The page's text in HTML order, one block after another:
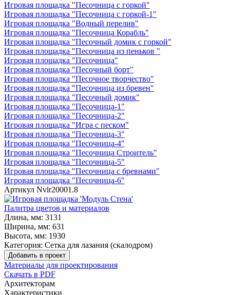
Игровая площадка "Песочница с горкой"
Игровая площадка "Песочница с горкой-1"
Игровая площадка "Водный перелив"
Игровая площадка "Песочница Корабль"
Игровая площадка "Песочный домик с горкой"
Игровая площадка "Песочница из пеньков "
Игровая площадка "Песочница"
Игровая площадка "Песочный борт"
Игровая площадка "Песочное творчество"
Игровая площадка "Песочница из бревен"
Игровая площадка "Песочный домик"
Игровая площадка "Песочница-1"
Игровая площадка "Песочница-2"
Игровая площадка "Игра с песком"
Игровая площадка "Песочница-3"
Игровая площадка "Песочница-4"
Игровая площадка "Песочница Строитель"
Игровая площадка "Песочница-5"
Игровая площадка "Песочница с бревнами"
Игровая площадка "Песочница-6"
Артикул Nvlr20001.8
Палитра цветов и материалов
Длина, мм: 3131
Ширина, мм: 631
Высота, мм: 1930
Категория: Сетка для лазания (скалодром)
Добавить в проект
Материалы для проектирования
Скачать в PDF
Архитекторам
Характеристики